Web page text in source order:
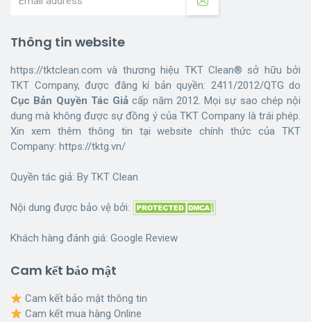
Thông tin website
https://tktclean.com và thương hiệu TKT Clean® sở hữu bởi
TKT Company, được đăng kí bản quyền: 2411/2012/QTG do
Cục Bản Quyền Tác Giả cấp năm 2012. Mọi sự sao chép nội
dung mà không được sự đồng ý của TKT Company là trái phép.
Xin xem thêm thông tin tại website chính thức của TKT
Company: https://tktg.vn/
Quyền tác giả: By TKT Clean
Nội dung được bảo vệ bởi:
Khách hàng đánh giá: Google Review
Cam kết bảo mật
Cam kết bảo mật thông tin
Cam kết mua hàng Online